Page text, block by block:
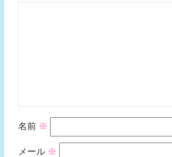
名前 ※
メール ※